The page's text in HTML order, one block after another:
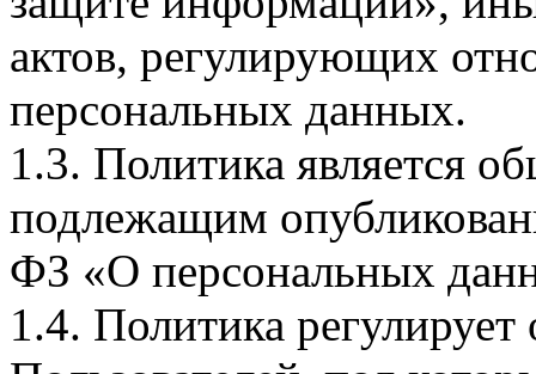
актов, регулирующих
персональных данных.
1.3. Политика является
подлежащим
ФЗ «О персональных
1.4. Политика